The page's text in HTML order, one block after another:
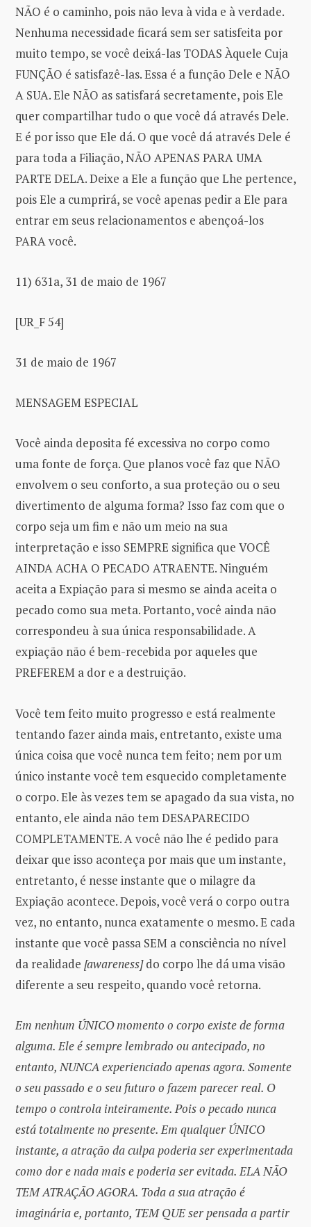
NÃO é o caminho, pois não leva à vida e à verdade.
Nenhuma necessidade ficará sem ser satisfeita por
muito tempo, se você deixá-las TODAS Àquele Cuja
FUNÇÃO é satisfazê-las. Essa é a função Dele e NÃO
A SUA. Ele NÃO as satisfará secretamente, pois Ele
quer compartilhar tudo o que você dá através Dele.
E é por isso que Ele dá. O que você dá através Dele é
para toda a Filiação, NÃO APENAS PARA UMA
PARTE DELA. Deixe a Ele a função que Lhe pertence,
pois Ele a cumprirá, se você apenas pedir a Ele para
entrar em seus relacionamentos e abençoá-los
PARA você.
11) 631a, 31 de maio de 1967
[UR_F 54]
31 de maio de 1967
MENSAGEM ESPECIAL
Você ainda deposita fé excessiva no corpo como
uma fonte de força. Que planos você faz que NÃO
envolvem o seu conforto, a sua proteção ou o seu
divertimento de alguma forma? Isso faz com que o
corpo seja um fim e não um meio na sua
interpretação e isso SEMPRE significa que VOCÊ
AINDA ACHA O PECADO ATRAENTE. Ninguém
aceita a Expiação para si mesmo se ainda aceita o
pecado como sua meta. Portanto, você ainda não
correspondeu à sua única responsabilidade. A
expiação não é bem-recebida por aqueles que
PREFEREM a dor e a destruição.
Você tem feito muito progresso e está realmente
tentando fazer ainda mais, entretanto, existe uma
única coisa que você nunca tem feito; nem por um
único instante você tem esquecido completamente
o corpo. Ele às vezes tem se apagado da sua vista, no
entanto, ele ainda não tem DESAPARECIDO
COMPLETAMENTE. A você não lhe é pedido para
deixar que isso aconteça por mais que um instante,
entretanto, é nesse instante que o milagre da
Expiação acontece. Depois, você verá o corpo outra
vez, no entanto, nunca exatamente o mesmo. E cada
instante que você passa SEM a consciência no nível
da realidade [awareness]do corpo lhe dá uma visão
diferente a seu respeito, quando você retorna.
Em nenhum ÚNICO momento o corpo existe de forma
alguma. Ele é sempre lembrado ou antecipado, no
entanto, NUNCA experienciado apenas agora. Somente
o seu passado e o seu futuro o fazem parecer real. O
tempo o controla inteiramente. Pois o pecado nunca
está totalmente no presente. Em qualquer ÚNICO
instante, a atração da culpa poderia ser experimentada
como dor e nada mais e poderia ser evitada. ELA NÃO
TEM ATRAÇÃO AGORA. Toda a sua atração é
imaginária e, portanto, TEM QUE ser pensada a partir